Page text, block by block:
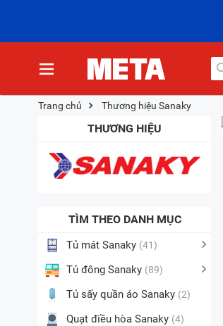
Trang chủ Thương hiệu Sanaky
THƯƠNG HIỆU
TÌM THEO DANH MỤC
Tủ mát Sanaky (41)
Tủ đông Sanaky (89)
Tủ sấy quần áo Sanaky (2)
Quạt điều hòa Sanaky (4)